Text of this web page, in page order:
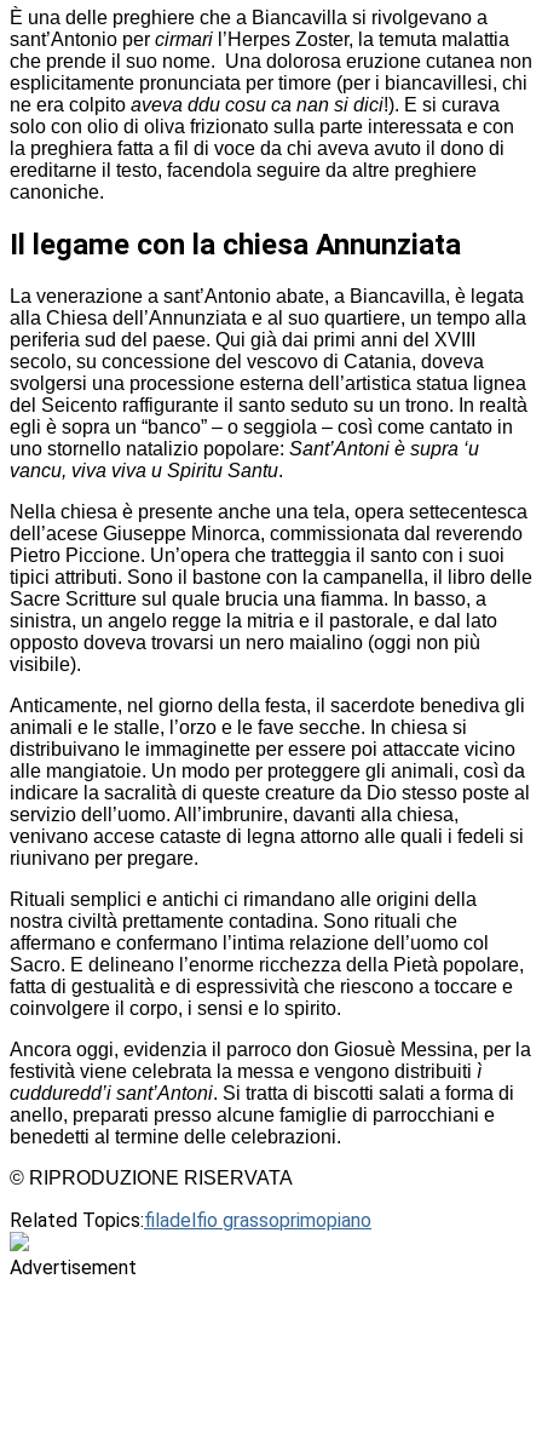
È una delle preghiere che a Biancavilla si rivolgevano a
sant’Antonio per cirmari l’Herpes Zoster, la temuta malattia
che prende il suo nome. Una dolorosa eruzione cutanea non
esplicitamente pronunciata per timore (per i biancavillesi, chi
ne era colpito aveva ddu cosu ca nan si dici!). E si curava
solo con olio di oliva frizionato sulla parte interessata e con
la preghiera fatta a fil di voce da chi aveva avuto il dono di
ereditarne il testo, facendola seguire da altre preghiere
canoniche.
Il legame con la chiesa Annunziata
La venerazione a sant’Antonio abate, a Biancavilla, è legata
alla Chiesa dell’Annunziata e al suo quartiere, un tempo alla
periferia sud del paese. Qui già dai primi anni del XVIII
secolo, su concessione del vescovo di Catania, doveva
svolgersi una processione esterna dell’artistica statua lignea
del Seicento raffigurante il santo seduto su un trono. In realtà
egli è sopra un “banco” – o seggiola – così come cantato in
uno stornello natalizio popolare: Sant’Antoni è supra ‘u
vancu, viva viva u Spiritu Santu.
Nella chiesa è presente anche una tela, opera settecentesca
dell’acese Giuseppe Minorca, commissionata dal reverendo
Pietro Piccione. Un’opera che tratteggia il santo con i suoi
tipici attributi. Sono il bastone con la campanella, il libro delle
Sacre Scritture sul quale brucia una fiamma. In basso, a
sinistra, un angelo regge la mitria e il pastorale, e dal lato
opposto doveva trovarsi un nero maialino (oggi non più
visibile).
Anticamente, nel giorno della festa, il sacerdote benediva gli
animali e le stalle, l’orzo e le fave secche. In chiesa si
distribuivano le immaginette per essere poi attaccate vicino
alle mangiatoie. Un modo per proteggere gli animali, così da
indicare la sacralità di queste creature da Dio stesso poste al
servizio dell’uomo. All’imbrunire, davanti alla chiesa,
venivano accese cataste di legna attorno alle quali i fedeli si
riunivano per pregare.
Rituali semplici e antichi ci rimandano alle origini della
nostra civiltà prettamente contadina. Sono rituali che
affermano e confermano l’intima relazione dell’uomo col
Sacro. E delineano l’enorme ricchezza della Pietà popolare,
fatta di gestualità e di espressività che riescono a toccare e
coinvolgere il corpo, i sensi e lo spirito.
Ancora oggi, evidenzia il parroco don Giosuè Messina, per la
festività viene celebrata la messa e vengono distribuiti ì
cudduredd’i sant’Antoni. Si tratta di biscotti salati a forma di
anello, preparati presso alcune famiglie di parrocchiani e
benedetti al termine delle celebrazioni.
© RIPRODUZIONE RISERVATA
Related Topics:filadelfio grassoprimopiano
Advertisement